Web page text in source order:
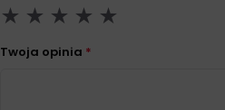
Twoja opinia *